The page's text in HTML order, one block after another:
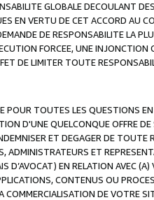
GLOBALE DECOULANT
EN VERTU DE CET ACCORD AU
DE RESPONSABILITE LA
FORCEE, UNE
DE LIMITER TOUTE
POUR TOUTES LES QUESTIONS
D'UNE QUELCONQUE OFFRE DE
ET DEGAGER DE TOUTE
ADMINISTRATEURS ET
D’AVOCAT) EN RELATION AVEC
CONTENUS OU
DE VOTRE